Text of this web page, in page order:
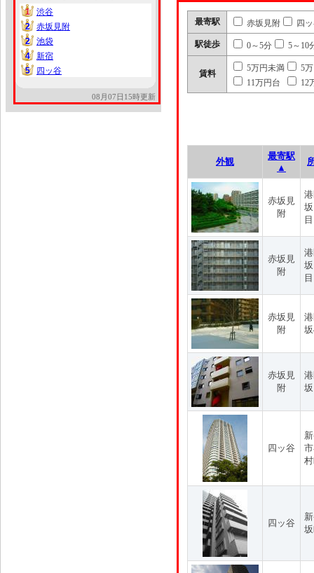
1
1
渋谷
2
2
赤坂見附
2
2
池袋
4
4
新宿
5
5 四ッ谷
08月07日15時更新
最寄駅 赤坂見附 四
駅徒歩 0～5分 5～10
賃料
5万円未満
5
11万円台
12
外観
最寄駅
▲
赤坂見
附
目
赤坂見
附
目
赤坂見
附
赤坂見
附
四ッ谷
四ッ谷